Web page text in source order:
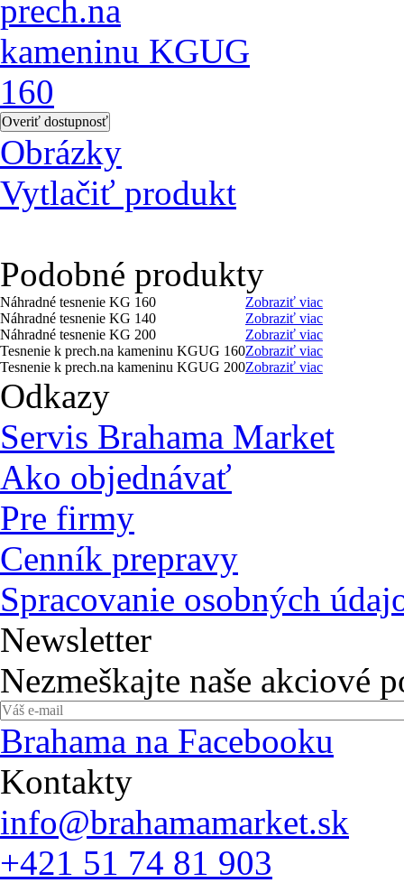
Obrázky
Vytlačiť produkt
Podobné produkty
Náhradné tesnenie KG 160
Zobraziť viac
Náhradné tesnenie KG 140
Zobraziť viac
Náhradné tesnenie KG 200
Zobraziť viac
Tesnenie k prech.na kameninu KGUG 160Zobraziť viac
Tesnenie k prech.na kameninu KGUG 200Zobraziť viac
Odkazy
Servis Brahama Market
Ako objednávať
Pre firmy
Cenník prepravy
Spracovanie osobných
Newsletter
Nezmeškajte naše akciové
Brahama na Facebooku
Kontakty
info@brahamamarket.sk
+421 51 74 81 903